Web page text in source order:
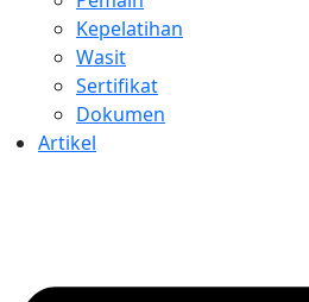
Kepelatihan
Wasit
Sertifikat
Dokumen
Artikel